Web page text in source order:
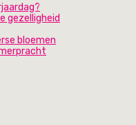
gezelligheid
bloemen